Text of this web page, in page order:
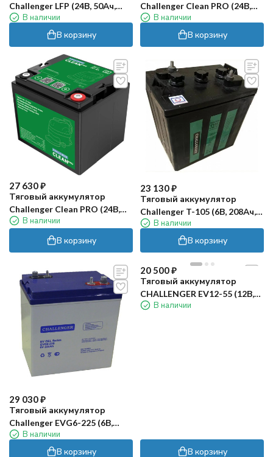
Challenger LFP (24В, 50Ач,
LiFePO4)
В наличии
В корзину
Challenger Clean PRO (24В,
50Ач, LiFePO4)
В наличии
В корзину
27 630₽
Тяговый аккумулятор
Challenger Clean PRO (24В,
30Ач, LiFePO4)
В наличии
В корзину
23 130₽
Тяговый аккумулятор
Challenger T-105 (6В, 208Ач,
Acid)В наличии
В корзину
29 030₽
Тяговый аккумулятор
Challenger EVG6-225 (6В,
215Ач, Gel)
В наличии
В корзину
20 500₽
Тяговый аккумулятор
CHALLENGER EV12-55 (12В,
55Ач, AGM)
В наличии
В корзину